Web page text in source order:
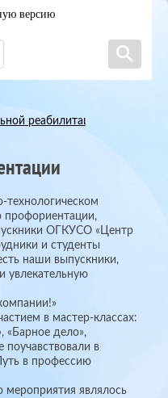
версию
реабилитации
технологическом
профориентации,
ОГКУСО «Центр
и студенты
наши выпускники,
увлекательную
в мастер-классах:
«Барное дело»,
поучавствовали в
в профессию
мероприятия являлось